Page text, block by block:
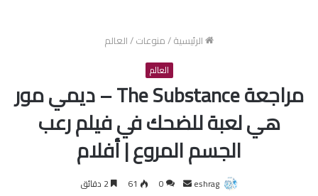
الرئيسية/منوعات/العالم
العالم
مراجعة The Substance – ديمي مور
هي لعبة للضحك في فيلم رعب
الجسم المروع | أفلام
eshrag
أرسل 0
61 2 دقائق